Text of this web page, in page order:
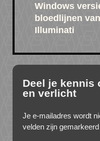
Windows
bloedlijnen
Illuminati
Deel je kennis
en verlicht
Je e-mailadres wordt
velden zijn